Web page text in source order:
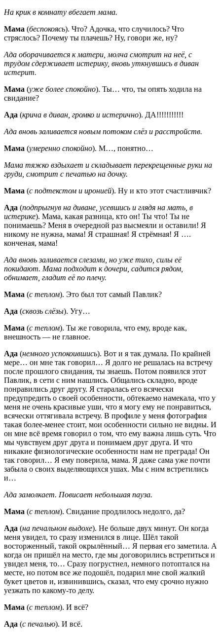
На крик в комнату вбегает мама.
Мама (беспокоясь). Что? Адочка, что случилось? Что
стряслось? Почему ты плачешь? Ну, говори же, ну?
Ада оборачивается к матери, молча смотрит на неё, с
трудом сдерживает истерику, вновь уткнувшись в диван
истерит.
Мама (уже более спокойно). Ты… что, ты опять ходила на
свидание?
Ада (крича в диван, громко и истерично). ДА!!!!!!!!!!!
Ада вновь заливается новым потоком слёз и расстройств.
Мама (умеренно спокойно). М…, понятно…
Мама тяжко вздыхает и складывает перекрещенные руки на
груди, смотрит с печатью на дочку.
Мама (с подтекстом и иронией). Ну и кто этот счастливчик?
Ада (подпрыгнув на диване, усевшись и глядя на мать, в
истерике). Мама, какая разница, кто он! Ты что! Ты не
понимаешь? Меня в очередной раз высмеяли и оставили! Я
никому не нужна, мама! Я страшная! Я стрёмная! Я ….
конченая, мама!
Ада вновь заливается слезами, но уже тихо, силы её
покидают. Мама подходит к дочери, садится рядом,
обнимает, гладит её по плечу.
Мама (с теплом). Это был тот самый Павлик?
Ада (сквозь слёзы). Угу…
Мама (с теплом). Ты же говорила, что ему, вроде как,
внешность — не главное.
Ада (немного успокоившись). Вот и я так думала. По крайней
мере… он мне так говорил… Я долго не решалась на встречу
после прошлого свидания, ты знаешь. Потом появился этот
Павлик, в сети с ним нашлись. Общались складно, вроде
понравились друг другу. Я старалась его всячески
предупредить о своей особенности, обтекаемо намекала, что у
меня не очень красивые уши, что я могу ему не понравиться,
всячески оттягивала встречу. В профиле у меня фотография
такая более-менее стоит, мои особенности сильно не видны. И
он мне всё время говорил о том, что ему важна лишь суть. Что
мы чувствуем друг друга и понимаем друг друга. И что
никакие физиологические особенности нам не преграда! Он
так говорил… Я ему поверила, мама. Я даже сама уже почти
забыла о своих выделяющихся ушах. Мы с ним встретились
и…
Ада замолкает. Повисает небольшая пауза.
Мама (с теплом). Свидание продлилось недолго, да?
Ада (на печальном выдохе). Не больше двух минут. Он когда
меня увидел, то сразу изменился в лице. Шёл такой
восторженный, такой окрылённый… Я первая его заметила. А
когда он пришёл на место, где мы договорились встретиться и
увидел меня, то… Сразу погрустнел, немного потоптался на
месте, но потом все же подошёл, подарил мне свой жалкий
букет цветов и, извинившись, сказал, что ему срочно нужно
уезжать по какому-то делу.
Мама (с теплом). И всё?
Ада (с печалью). И всё.